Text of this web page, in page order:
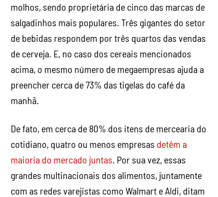
molhos, sendo proprietária de cinco das marcas de
salgadinhos mais populares. Três gigantes do setor
de bebidas respondem por três quartos das vendas
de cerveja. E, no caso dos cereais mencionados
acima, o mesmo número de megaempresas ajuda a
preencher cerca de 73% das tigelas do café da
manhã.
De fato, em cerca de 80% dos itens de mercearia do
cotidiano, quatro ou menos empresas detêm a
maioria do mercado juntas. Por sua vez, essas
grandes multinacionais dos alimentos, juntamente
com as redes varejistas como Walmart e Aldi, ditam